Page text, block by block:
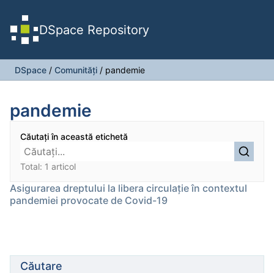
DSpace Repository
DSpace / Comunități / pandemie
pandemie
Căutați în această etichetă
Total: 1 articol
Asigurarea dreptului la libera circulaţie în contextul
pandemiei provocate de Covid-19
Căutare